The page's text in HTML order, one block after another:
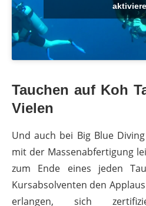
Tauchen auf Koh
Vielen
Und auch bei Big Blue
mit der Massenabfertigung
zum Ende eines jeden
Kursabsolventen den
erlangen, sich